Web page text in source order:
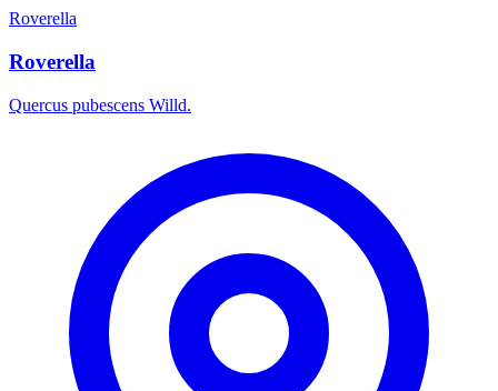
Roverella
Roverella
Quercus pubescens Willd.